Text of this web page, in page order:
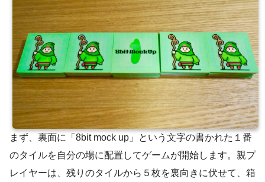
まず、裏面に「8bit mock up」という文字の書かれた１番
のタイルを自分の場に配置してゲームが開始します。親プ
レイヤーは、残りのタイルから５枚を裏向きに伏せて、箱